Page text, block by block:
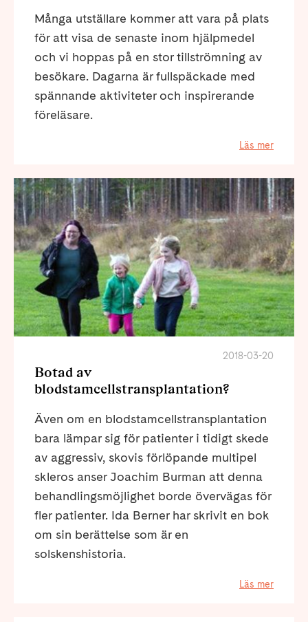
Många utställare kommer att vara på plats
för att visa de senaste inom hjälpmedel
och vi hoppas på en stor tillströmning av
besökare. Dagarna är fullspäckade med
spännande aktiviteter och inspirerande
föreläsare.
Läs mer
2018-03-20
Botad av
blodstamcellstransplantation?
Även om en blodstamcellstransplantation
bara lämpar sig för patienter i tidigt skede
av aggressiv, skovis förlöpande multipel
skleros anser Joachim Burman att denna
behandlingsmöjlighet borde övervägas för
fler patienter. Ida Berner har skrivit en bok
om sin berättelse som är en
solskenshistoria.
Läs mer